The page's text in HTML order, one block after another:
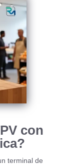
con
terminal de